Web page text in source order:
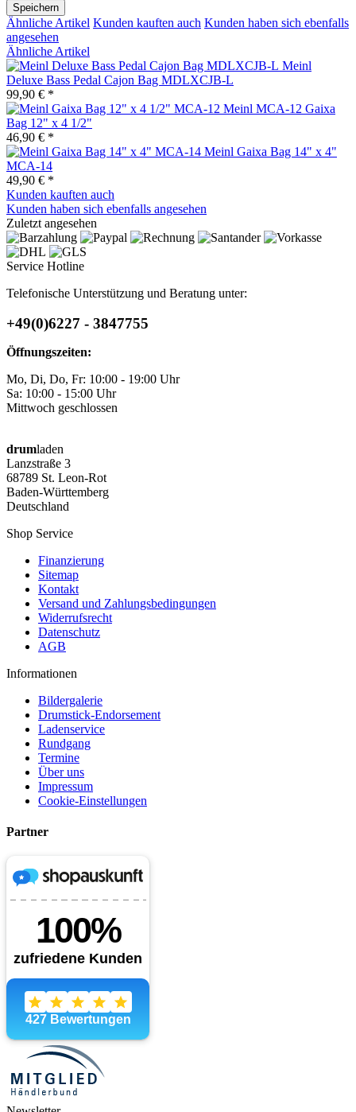
Speichern
Ähnliche Artikel Kunden kauften auch Kunden haben sich ebenfalls
angesehen
Ähnliche Artikel
Meinl
Deluxe Bass Pedal Cajon Bag MDLXCJB-L
99,90 € *
Meinl MCA-12 Gaixa
Bag 12" x 4 1/2"
46,90 € *
Meinl Gaixa Bag 14" x 4"
MCA-14
49,90 € *
Kunden kauften auch
Kunden haben sich ebenfalls angesehen
Zuletzt angesehen
Service Hotline
Telefonische Unterstützung und Beratung unter:
+49(0)6227 - 3847755
Öffnungszeiten:
Mo, Di, Do, Fr: 10:00 - 19:00 Uhr
Sa: 10:00 - 15:00 Uhr
Mittwoch geschlossen
drumladen
Lanzstraße 3
68789 St. Leon-Rot
Baden-Württemberg
Deutschland
Shop Service
Finanzierung
Sitemap
Kontakt
Versand und Zahlungsbedingungen
Widerrufsrecht
Datenschutz
AGB
Informationen
Bildergalerie
Drumstick-Endorsement
Ladenservice
Rundgang
Termine
Über uns
Impressum
Cookie-Einstellungen
Partner